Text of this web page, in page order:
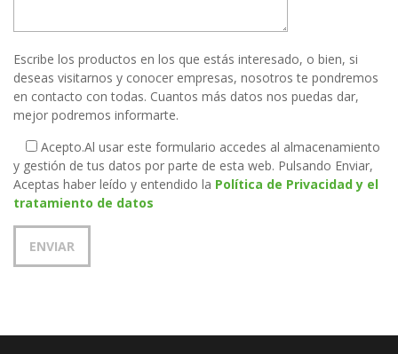
Escribe los productos en los que estás interesado, o bien, si
deseas visitarnos y conocer empresas, nosotros te pondremos
en contacto con todas. Cuantos más datos nos puedas dar,
mejor podremos informarte.
Acepto.Al usar este formulario accedes al almacenamiento
y gestión de tus datos por parte de esta web. Pulsando Enviar,
Aceptas haber leído y entendido la Política de Privacidad y el
tratamiento de datos